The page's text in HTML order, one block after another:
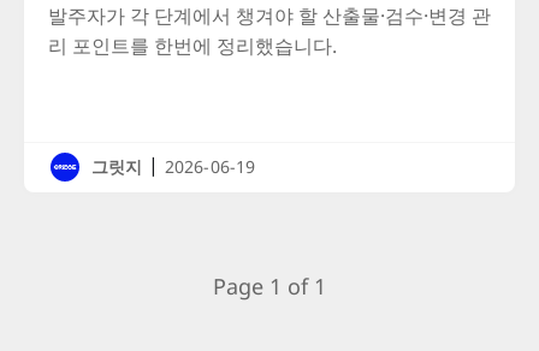
발주자가 각 단계에서 챙겨야 할 산출물·검수·변경 관
리 포인트를 한번에 정리했습니다.
그릿지 | 2026-06-19
Page 1 of 1